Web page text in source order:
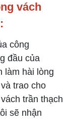
vách
công
đầu của
làm hài lòng
trao cho
trần thạch
sẽ nhận